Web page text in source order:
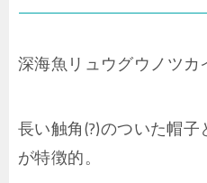
深海魚リュウグウノツカ
長い触角(?)のついた帽
が特徴的。